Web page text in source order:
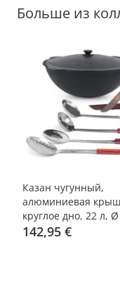
Больше из
-25%
Казан чугунный,
алюминиевая
круглое дно, 22 л,
кухонные
142,95 €